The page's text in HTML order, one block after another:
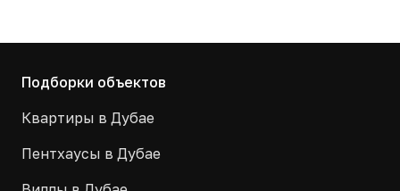
Подборки объектов
Квартиры в Дубае
Пентхаусы в Дубае